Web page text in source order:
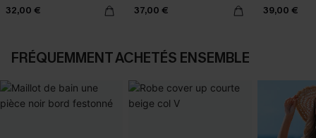
32,00 € 37,00 € 39,00 €
FRÉQUEMMENT ACHETÉS ENSEMBLE